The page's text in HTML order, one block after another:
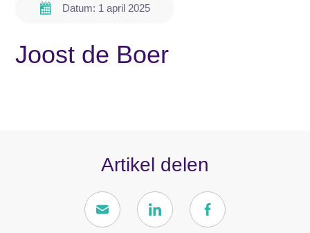
Datum: 1 april 2025
Joost de Boer
Artikel delen